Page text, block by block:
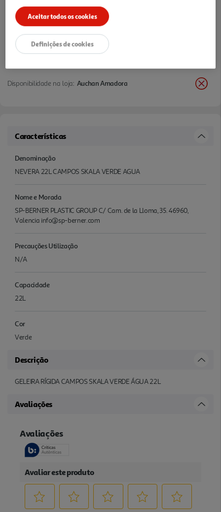
Notas de preparação
Disponibilidade na loja: Auchan Amadora
Características
Denominação
NEVERA 22L CAMPOS SKALA VERDE AGUA
Nome e Morada
SP-BERNER PLASTIC GROUP C/ Cam. de la Lloma, 35. 46960,
Valencia info@sp-berner.com
Precauções Utilização
N/A
Capacidade
22L
Cor
Verde
Descrição
GELEIRA RÍGIDA CAMPOS SKALA VERDE ÁGUA 22L
Avaliações
Aceitar todos os cookies
Definições de cookies